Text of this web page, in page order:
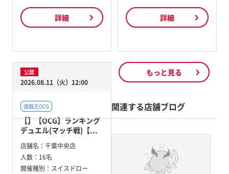
詳細 詳細
公認
2026.08.11（火）12:00
遊戯王OCG
【】【OCG】ランキング
デュエル(マッチ戦)【...
店舗名： 千葉中央店
人数： 16名
開催種別： スイスドロー
もっと見る
関連する店舗ブログ